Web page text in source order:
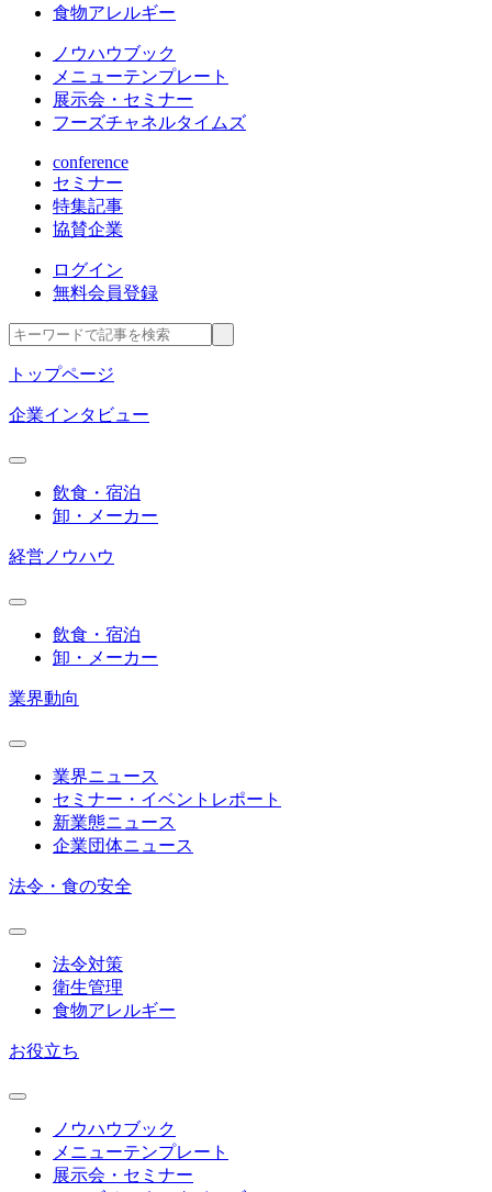
食物アレルギー
ノウハウブック
メニューテンプレート
展示会・セミナー
フーズチャネルタイムズ
conference
セミナー
特集記事
協賛企業
ログイン
無料会員登録
トップページ
企業インタビュー
飲食・宿泊
卸・メーカー
経営ノウハウ
飲食・宿泊
卸・メーカー
業界動向
業界ニュース
セミナー・イベントレポート
新業態ニュース
企業団体ニュース
法令・食の安全
法令対策
衛生管理
食物アレルギー
お役立ち
ノウハウブック
メニューテンプレート
展示会・セミナー